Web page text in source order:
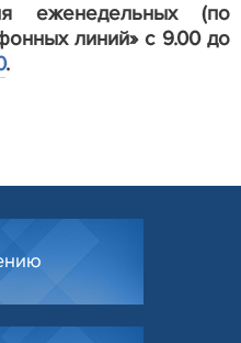
еженедельных (по
линий» с 9.00 до
.